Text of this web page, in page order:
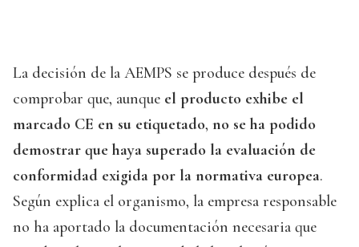
La decisión de la AEMPS se produce después de
comprobar que, aunque el producto exhibe el
marcado CE en su etiquetado, no se ha podido
demostrar que haya superado la evaluación de
conformidad exigida por la normativa europea.
Según explica el organismo, la empresa responsable
no ha aportado la documentación necesaria que